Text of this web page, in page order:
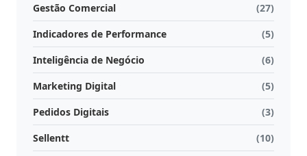
Gestão Comercial
(27)
Indicadores de Performance
(5)
Inteligência de Negócio
(6)
Marketing Digital
(5)
Pedidos Digitais
(3)
Sellentt
(10)